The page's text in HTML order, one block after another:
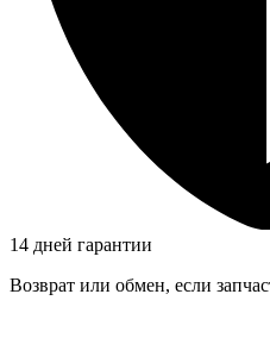
14 дней гарантии
Возврат или обмен, если